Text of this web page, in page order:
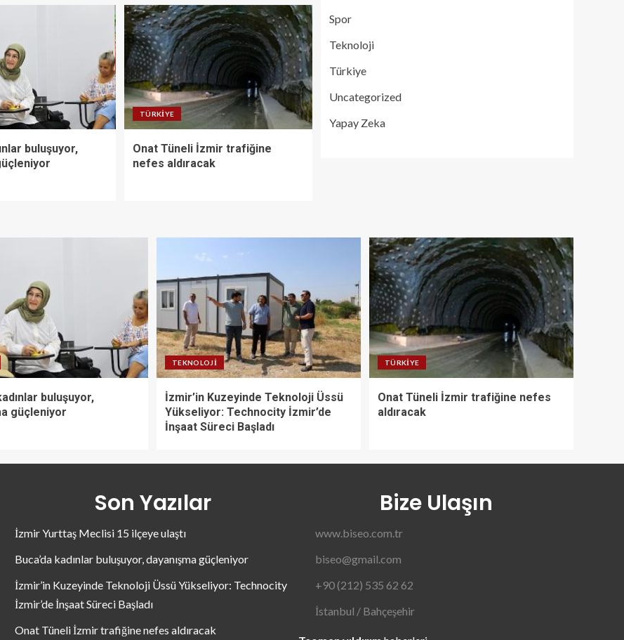
buluşuyor,
TÜRKIYE
Onat Tüneli İzmir trafiğine
nefes aldıracak
Spor
Teknoloji
Türkiye
Uncategorized
Yapay Zeka
buluşuyor,
güçleniyor
TEKNOLOJI
İzmir’in Kuzeyinde Teknoloji Üssü
Yükseliyor: Technocity İzmir’de
İnşaat Süreci Başladı
TÜRKIYE
Onat Tüneli İzmir trafiğine nefes
aldıracak
Son Yazılar
İzmir Yurttaş Meclisi 15 ilçeye ulaştı
Buca’da kadınlar buluşuyor, dayanışma güçleniyor
İzmir’in Kuzeyinde Teknoloji Üssü Yükseliyor: Technocity
İzmir’de İnşaat Süreci Başladı
Onat Tüneli İzmir trafiğine nefes aldıracak
Bize Ulaşın
www.biseo.com.tr
biseo@gmail.com
+90 (212) 535 62 62
İstanbul / Bahçeşehir